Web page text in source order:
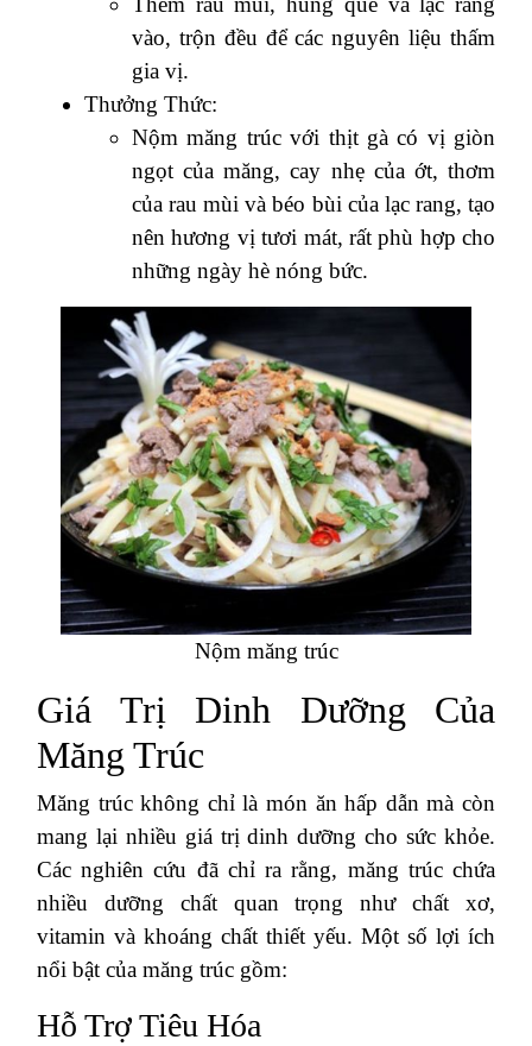
vào, trộn đều để các nguyên liệu thấm
gia vị.
Thưởng Thức:
Nộm măng trúc với thịt gà có vị giòn
ngọt của măng, cay nhẹ của ớt, thơm
của rau mùi và béo bùi của lạc rang, tạo
nên hương vị tươi mát, rất phù hợp cho
những ngày hè nóng bức.
Nộm măng trúc
Giá Trị Dinh Dưỡng Của
Măng Trúc
Măng trúc không chỉ là món ăn hấp dẫn mà còn
mang lại nhiều giá trị dinh dưỡng cho sức khỏe.
Các nghiên cứu đã chỉ ra rằng, măng trúc chứa
nhiều dưỡng chất quan trọng như chất xơ,
vitamin và khoáng chất thiết yếu. Một số lợi ích
nổi bật của măng trúc gồm:
Hỗ Trợ Tiêu Hóa